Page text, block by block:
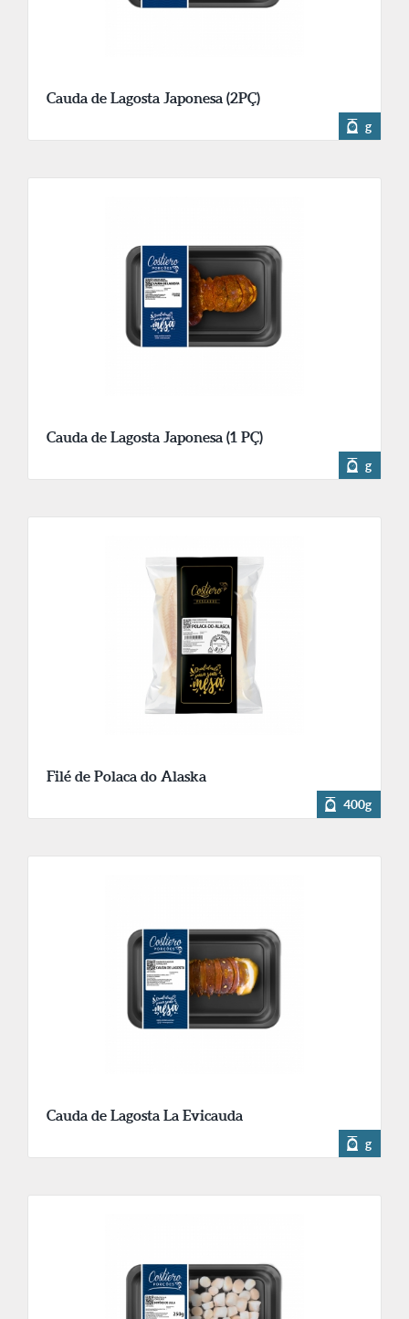
Cauda de Lagosta Japonesa (2PÇ)
g
Cauda de Lagosta Japonesa (1 PÇ)
g
Filé de Polaca do Alaska
400g
Cauda de Lagosta La Evicauda
g